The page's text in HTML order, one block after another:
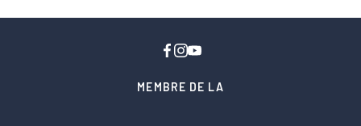
MEMBRE DE LA